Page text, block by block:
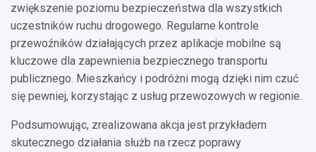
zwiększenie poziomu bezpieczeństwa dla wszystkich
uczestników ruchu drogowego. Regularne kontrole
przewoźników działających przez aplikacje mobilne są
kluczowe dla zapewnienia bezpiecznego transportu
publicznego. Mieszkańcy i podróżni mogą dzięki nim czuć
się pewniej, korzystając z usług przewozowych w regionie.
Podsumowując, zrealizowana akcja jest przykładem
skutecznego działania służb na rzecz poprawy